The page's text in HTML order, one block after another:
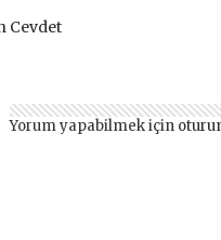
Cevdet
Yorum yapabilmek için